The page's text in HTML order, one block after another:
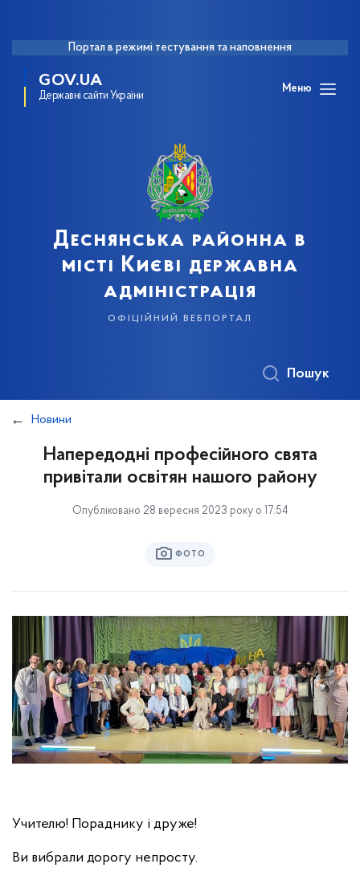
Портал в режимі тестування та наповнення
GOV.UA
Державні сайти України
Меню
Деснянська районна в
місті Києві державна
адміністрація
офіційний вебпортал
Пошук
Новини
Напередодні професійного свята
привітали освітян нашого району
Опубліковано 28 вересня 2023 року о 17:54
ФОТО
Учителю! Пораднику і друже!
Ви вибрали дорогу непросту.